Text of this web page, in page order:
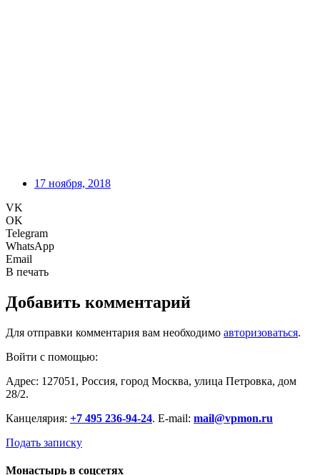
17 ноября, 2018
VK
OK
Telegram
WhatsApp
Email
В печать
Добавить комментарий
Для отправки комментария вам необходимо авторизоваться.
Войти с помощью:
Адрес: 127051, Россия, город Москва, улица Петровка, дом
28/2.
Канцелярия: +7 495 236-94-24. E-mail: mail@vpmon.ru
Подать записку
Монастырь в соцсетях